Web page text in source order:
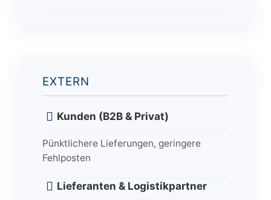
EXTERN
Kunden (B2B & Privat)
Pünktlichere Lieferungen, geringere
Fehlposten
Lieferanten & Logistikpartner